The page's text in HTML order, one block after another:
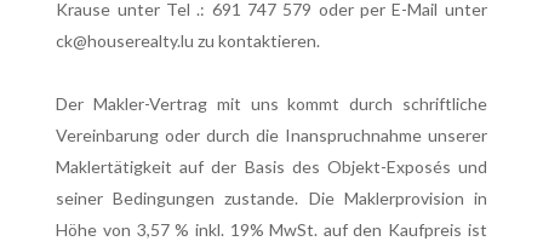
Krause unter Tel .: 691 747 579 oder per E-Mail unter
ck@houserealty.lu zu kontaktieren.
Der Makler-Vertrag mit uns kommt durch schriftliche
Vereinbarung oder durch die Inanspruchnahme unserer
Maklertätigkeit auf der Basis des Objekt-Exposés und
seiner Bedingungen zustande. Die Maklerprovision in
Höhe von 3,57 % inkl. 19% MwSt. auf den Kaufpreis ist